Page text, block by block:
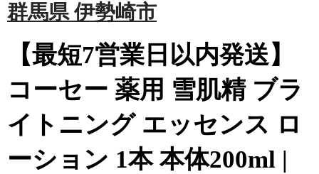
群馬県 伊勢崎市
【最短7営業日以内発送】
コーセー 薬用 雪肌精 ブラ
イトニング エッセンス ロ
ーション 1本 本体200ml |